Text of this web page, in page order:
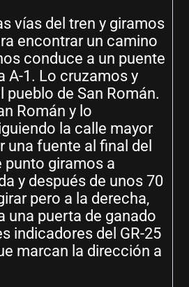
vías del tren y giramos
encontrar un camino
conduce a un puente
A-1. Lo cruzamos y
pueblo de San Román.
Román y lo
la calle mayor
una fuente al final del
punto giramos a
y después de unos 70
pero a la derecha,
una puerta de ganado
indicadores del GR-25
marcan la dirección a